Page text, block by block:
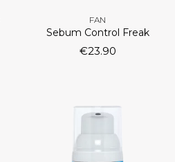
FAN
Sebum Control Freak
€23.90